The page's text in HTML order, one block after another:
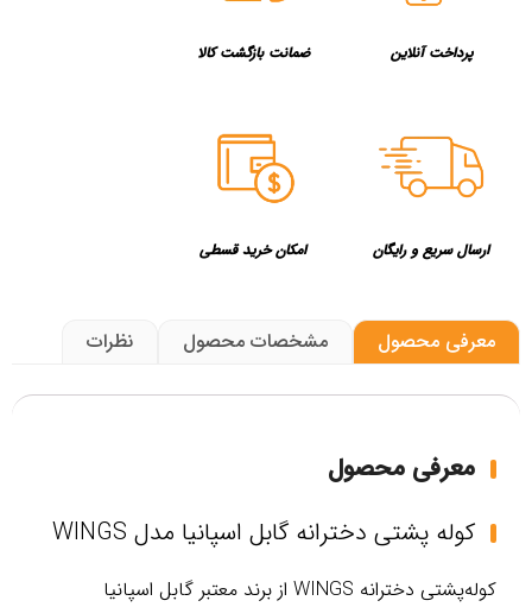
پرداخت آنلاین ضمانت بازگشت کالا
ارسال سریع و رایگان امکان خرید قسطی
معرفی محصول مشخصات محصول نظرات
معرفی محصول
کوله پشتی دخترانه گابل اسپانیا مدل WINGS
کوله‌پشتی دخترانه WINGS از برند معتبر گابل اسپانیا